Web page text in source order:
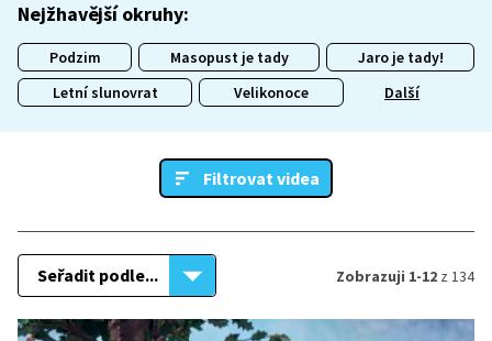
Nejžhavější okruhy:
Podzim Masopust je tady
Jaro je tady!
Letní slunovrat
Velikonoce Další
Filtrovat videa
Seřadit podle... Zobrazuji 1-12 z 134